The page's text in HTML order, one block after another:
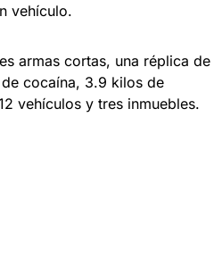
vehículo.
armas cortas, una réplica de
cocaína, 3.9 kilos de
vehículos y tres inmuebles.